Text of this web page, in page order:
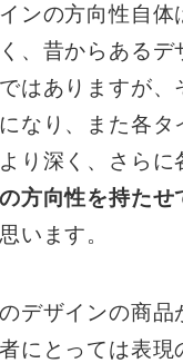
ンの方向性自体
、昔からあるデ
はありますが、
なり、また各タ
り深く、さらに
方向性を持たせ
います。
デザインの商品
にとっては表現